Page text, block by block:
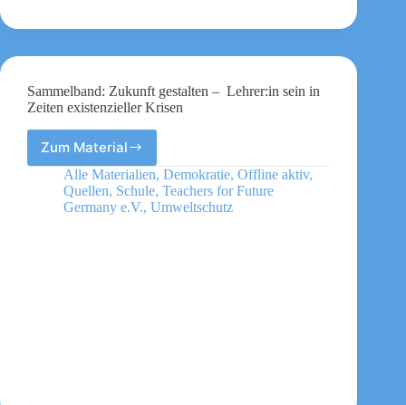
Sammelband: Zukunft gestalten – Lehrer:in sein in
Zeiten existenzieller Krisen
Zum MaterialSammelband:
Zukunft
gestalten
–
Alle Materialien, Demokratie, Offline aktiv,
Quellen, Schule, Teachers for Future
Germany e.V., Umweltschutz